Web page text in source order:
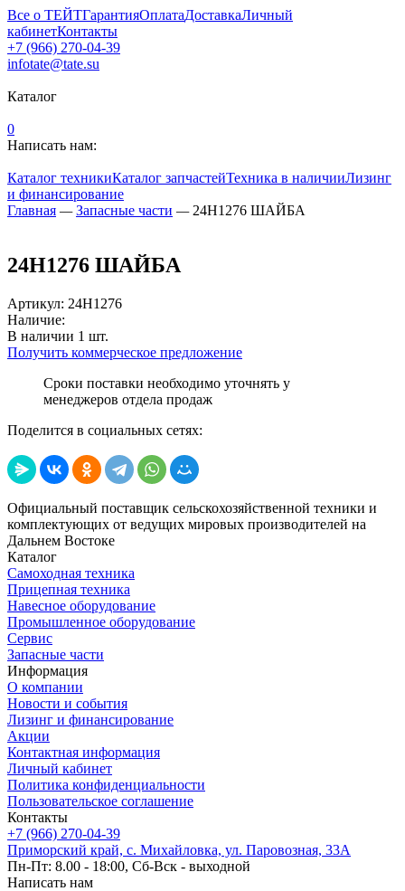
Все о ТЕЙТГарантияОплатаДоставкаЛичный
кабинетКонтакты
+7 (966) 270-04-39
infotate@tate.su
Каталог
0
Написать нам:
Каталог техникиКаталог запчастейТехника в наличииЛизинг
и финансирование
Главная — Запасные части — 24H1276 ШАЙБА
24H1276 ШАЙБА
Артикул: 24H1276
Наличие:
В наличии 1 шт.
Получить коммерческое предложение
Сроки поставки необходимо уточнять у
менеджеров отдела продаж
Поделится в социальных сетях:
Официальный поставщик сельскохозяйственной техники и
комплектующих от ведущих мировых производителей на
Дальнем Востоке
Каталог
Самоходная техника
Прицепная техника
Навесное оборудование
Промышленное оборудование
Сервис
Запасные части
Информация
О компании
Новости и события
Лизинг и финансирование
Акции
Контактная информация
Личный кабинет
Политика конфиденциальности
Пользовательское соглашение
Контакты
+7 (966) 270-04-39
Приморский край, с. Михайловка, ул. Паровозная, 33А
Пн-Пт: 8.00 - 18:00, Сб-Вск - выходной
Написать нам